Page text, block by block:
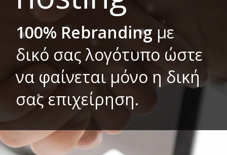
100% Rebranding με
δικό σας λογότυπο ώστε
να φαίνεται μόνο η δική
σας επιχείρηση.